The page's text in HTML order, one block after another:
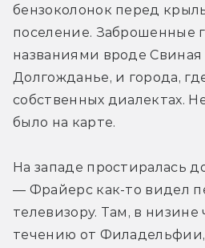
бензоколонок перед
поселение. Заброшенные
названиями вроде
Долгожданье, и города,
собственных диалектах.
было на карте.
На западе простиралась
— Фрайерс как-то видел
телевизору. Там, в
течению от